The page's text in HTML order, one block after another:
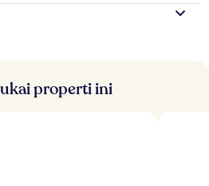
properti ini